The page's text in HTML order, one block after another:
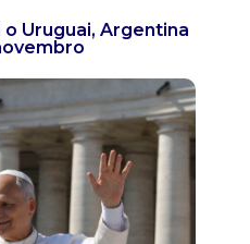
o Uruguai, Argentina